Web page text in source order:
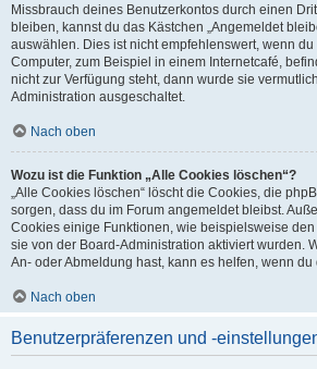
Missbrauch deines Benutzerkontos durch einen
bleiben, kannst du das Kästchen „Angemeldet
auswählen. Dies ist nicht empfehlenswert, wenn
Computer, zum Beispiel in einem Internetcafé,
nicht zur Verfügung steht, dann wurde sie
Administration ausgeschaltet.
Nach oben
Wozu ist die Funktion „Alle Cookies löschen“?
„Alle Cookies löschen“ löscht die Cookies, die
sorgen, dass du im Forum angemeldet bleibst.
Cookies einige Funktionen, wie beispielsweise den
sie von der Board-Administration aktiviert wurden.
An- oder Abmeldung hast, kann es helfen, wenn
Nach oben
Benutzerpräferenzen und -